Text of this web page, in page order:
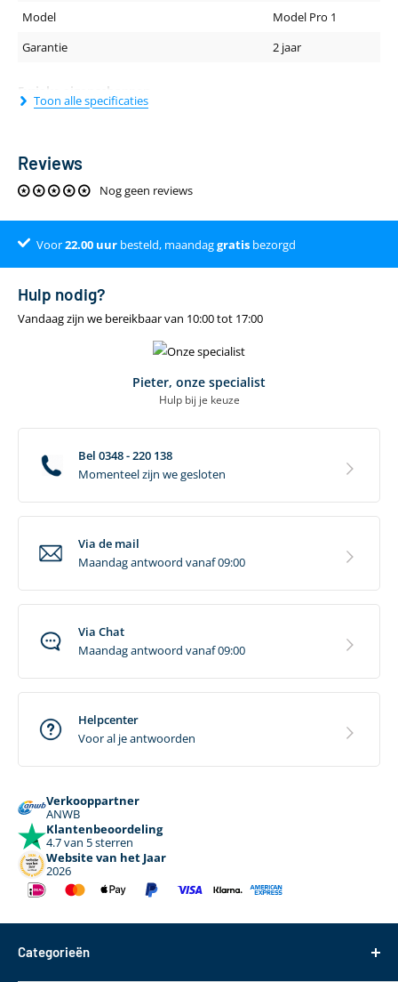
Model
Model Pro 1
Garantie
2 jaar
Fysieke eigenschappen
Fietsendrager eigenschappen
Voor aantal fietsen
Draagvermogen
20 KG
Nee
Inklapbaar
Geschikte diameter fietsframe (mm)
Geschikte bandenmaat fiets (inch)
Maximale breedte fietsbanden (mm)
Montage eigenschappen
Montagesysteem
T-adapter inclusief
T-adapter montage mogelijk
Gereedschapsloze bevestiging
Ja
Overige eigenschappen
Slot op frame
Nee
Aanbevolen maximale snelheid
Toon alle specificaties
Reviews
Nog geen reviews
Voor22.00uurbesteld, maandaggratisbezorgd
Klantenbeoordeling 9.4
Hulp nodig?
Vandaag zijn we bereikbaar van 10:00 tot 17:00
Pieter, onze specialist
Hulp bij je keuze
Bel 0348 - 220 138
Momenteel zijn we gesloten
Via de mail
Maandag antwoord vanaf 09:00
Via Chat
Maandag antwoord vanaf 09:00
Helpcenter
Voor al je antwoorden
Verkooppartner
ANWB
Klantenbeoordeling
4.7 van 5 sterren
Website van het Jaar
2026
Categorieën